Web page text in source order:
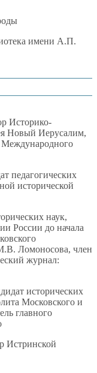
имени А.П.
Историко-
Новый Иерусалим,
Международного
педагогических
исторической
наук,
России до начала
Ломоносова, член
журнал:
исторических
Московского и
главного
Истринской